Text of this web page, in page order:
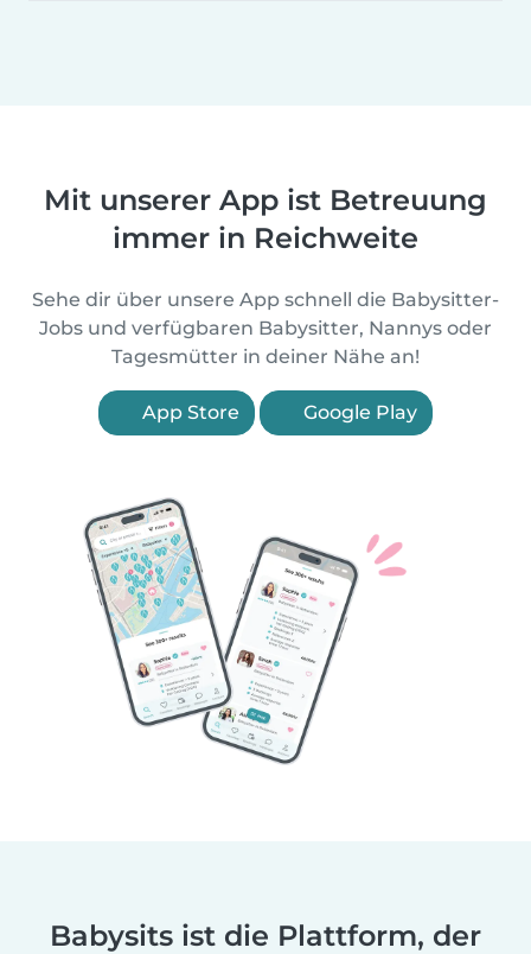
Mit unserer App ist Betreuung
immer in Reichweite
Sehe dir über unsere App schnell die Babysitter-
Jobs und verfügbaren Babysitter, Nannys oder
Tagesmütter in deiner Nähe an!
App Store Google Play
Babysits ist die Plattform, der